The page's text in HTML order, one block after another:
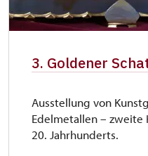
3. Goldener
Ausstellung von
Edelmetallen – zweite
20. Jahrhunderts.